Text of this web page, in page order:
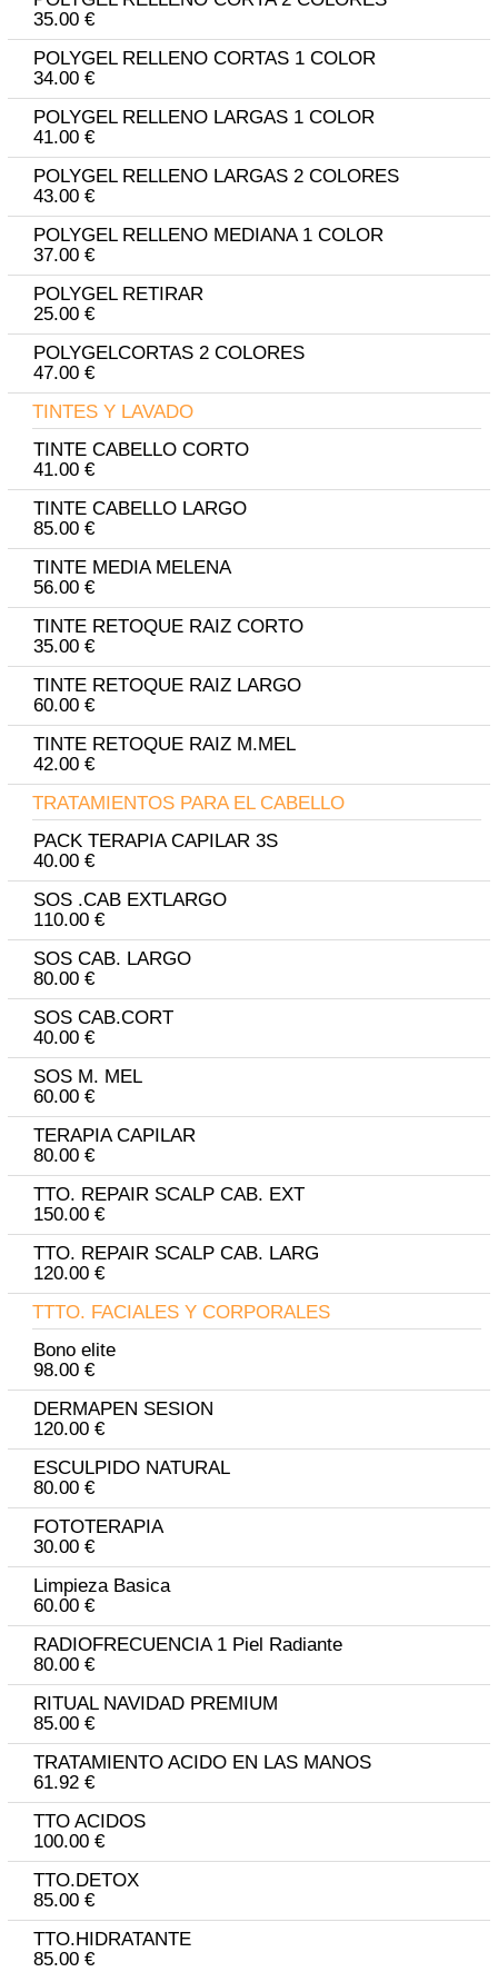
35.00 €
POLYGEL RELLENO CORTAS 1 COLOR
34.00 €
POLYGEL RELLENO LARGAS 1 COLOR
41.00 €
POLYGEL RELLENO LARGAS 2 COLORES
43.00 €
POLYGEL RELLENO MEDIANA 1 COLOR
37.00 €
POLYGEL RETIRAR
25.00 €
POLYGELCORTAS 2 COLORES
47.00 €
TINTES Y LAVADO
TINTE CABELLO CORTO
41.00 €
TINTE CABELLO LARGO
85.00 €
TINTE MEDIA MELENA
56.00 €
TINTE RETOQUE RAIZ CORTO
35.00 €
TINTE RETOQUE RAIZ LARGO
60.00 €
TINTE RETOQUE RAIZ M.MEL
42.00 €
TRATAMIENTOS PARA EL CABELLO
PACK TERAPIA CAPILAR 3S
40.00 €
SOS .CAB EXTLARGO
110.00 €
SOS CAB. LARGO
80.00 €
SOS CAB.CORT
40.00 €
SOS M. MEL
60.00 €
TERAPIA CAPILAR
80.00 €
TTO. REPAIR SCALP CAB. EXT
150.00 €
TTO. REPAIR SCALP CAB. LARG
120.00 €
TTTO. FACIALES Y CORPORALES
Bono elite
98.00 €
DERMAPEN SESION
120.00 €
ESCULPIDO NATURAL
80.00 €
FOTOTERAPIA
30.00 €
Limpieza Basica
60.00 €
RADIOFRECUENCIA 1 Piel Radiante
80.00 €
RITUAL NAVIDAD PREMIUM
85.00 €
TRATAMIENTO ACIDO EN LAS MANOS
61.92 €
TTO ACIDOS
100.00 €
TTO.DETOX
85.00 €
TTO.HIDRATANTE
85.00 €